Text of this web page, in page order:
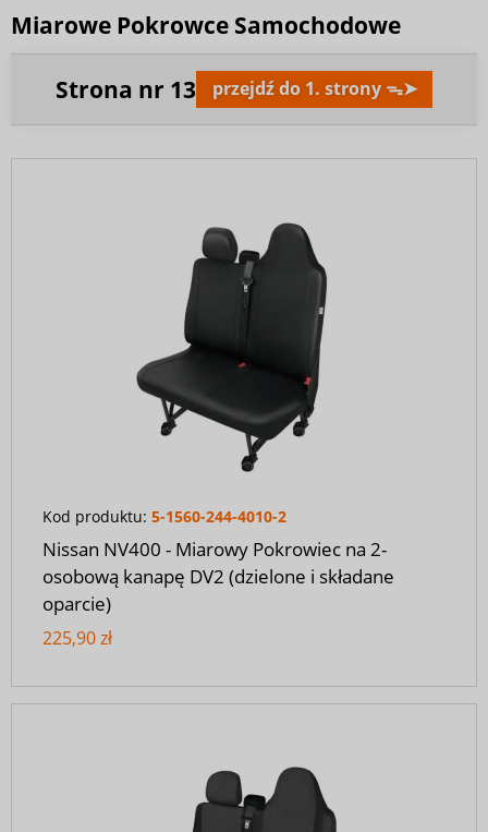
Miarowe Pokrowce Samochodowe
Strona nr 13 przejdź do 1. strony ᯓ➤
Kod produktu: 5-1560-244-4010-2
Nissan NV400 - Miarowy Pokrowiec na 2-
osobową kanapę DV2 (dzielone i składane
oparcie)
225,90 zł